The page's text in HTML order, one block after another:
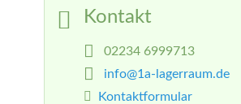
Kontakt
02234 6999713
info@1a-lagerraum.de
Kontaktformular